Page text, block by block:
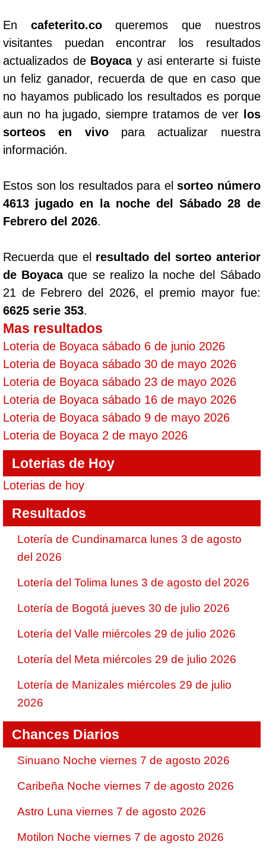
En cafeterito.coqueremos que nuestros
visitantes puedan encontrar los resultados
actualizados de Boyacay asi enterarte si fuiste
un feliz ganador, recuerda de que en caso que
no hayamos publicado los resultados es porque
aun no ha jugado, siempre tratamos de ver
los
sorteos en vivopara actualizar nuestra
información.
Estos son los resultados para elsorteo número
4613 jugado en la noche del Sábado 28 de
Febrero del 2026.
Recuerda que el resultado del sorteo anterior
de Boyacaque se realizo la noche del Sábado
21 de Febrero del 2026, el premio mayor fue:
6625 serie 353.
Mas resultados
Loteria de Boyaca sábado 6 de junio 2026
Loteria de Boyaca sábado 30 de mayo 2026
Loteria de Boyaca sábado 23 de mayo 2026
Loteria de Boyaca sábado 16 de mayo 2026
Loteria de Boyaca sábado 9 de mayo 2026
Loteria de Boyaca 2 de mayo 2026
Loterias de Hoy
Loterias de hoy
Resultados
Lotería de Cundinamarca lunes 3 de agosto
del 2026
Lotería del Tolima lunes 3 de agosto del 2026
Lotería de Bogotá jueves 30 de julio 2026
Lotería del Valle miércoles 29 de julio 2026
Lotería del Meta miércoles 29 de julio 2026
Lotería de Manizales miércoles 29 de julio
2026
Chances Diarios
Sinuano Noche viernes 7 de agosto 2026
Caribeña Noche viernes 7 de agosto 2026
Astro Luna viernes 7 de agosto 2026
Motilon Noche viernes 7 de agosto 2026